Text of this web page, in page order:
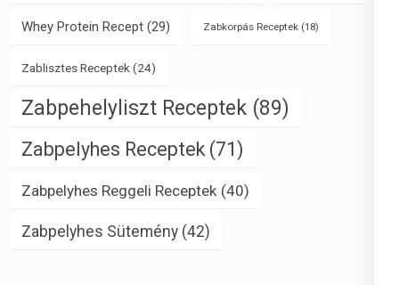
Whey Protein Recept (29) Zabkorpás Receptek (18)
Zablisztes Receptek (24)
Zabpehelyliszt Receptek (89)
Zabpelyhes Receptek (71)
Zabpelyhes Reggeli Receptek (40)
Zabpelyhes Sütemény (42)